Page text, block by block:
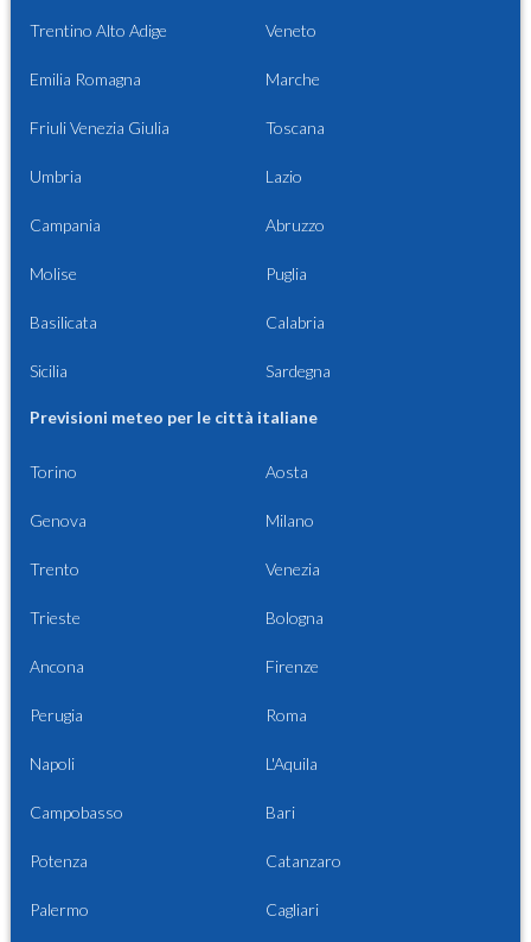
Trentino Alto Adige Veneto
Emilia Romagna Marche
Friuli Venezia Giulia Toscana
Umbria Lazio
Campania Abruzzo
Molise Puglia
Basilicata Calabria
Sicilia Sardegna
Previsioni meteo per le città italiane
Torino Aosta
Genova Milano
Trento Venezia
Trieste Bologna
Ancona Firenze
Perugia Roma
Napoli L'Aquila
Campobasso Bari
Potenza Catanzaro
Palermo Cagliari